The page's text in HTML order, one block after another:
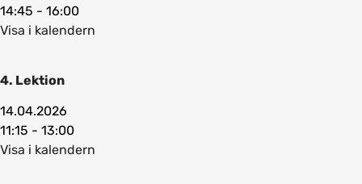
14:45 - 16:00
Visa i kalendern
4. Lektion
14.04.2026
11:15 - 13:00
Visa i kalendern